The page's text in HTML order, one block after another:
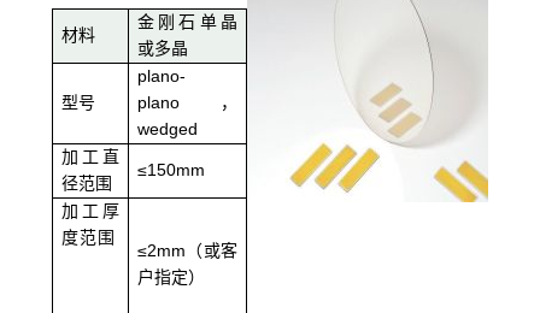
材料
金刚石单晶
或多晶
型号
plano-
plano，
wedged
加工直
径范围
≤150mm
加工厚
度范围
≤2mm（或客
户指定）